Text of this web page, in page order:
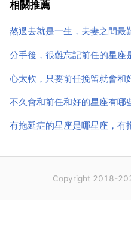
相關推薦
熬過去就是一生，夫妻之間最
分手後，很難忘記前任的星座
心太軟，只要前任挽留就會和
有拖延症的星座是哪星座，有
Copyright 2018-